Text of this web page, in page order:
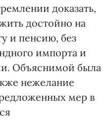
доказать,
достойно на
и пенсию, без
импорта и
Объяснимой была
нежелание
мер в